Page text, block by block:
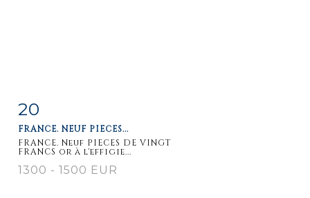
Item detail
20
FRANCE. NEUF PIECES...
FRANCE. Neuf PIECES DE VINGT
FRANCS or à l'effigie...
1300 - 1500 EUR